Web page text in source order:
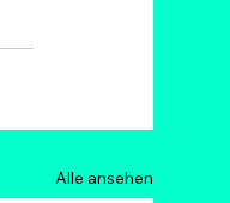
Alle ansehen